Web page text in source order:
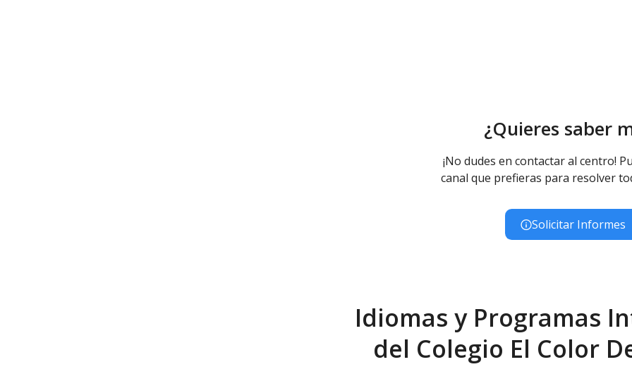
¿Quieres saber
¡No dudes en contactar al centro!
canal que prefieras para resolver
Solicitar Informes
Idiomas y Programas
del Colegio El Color